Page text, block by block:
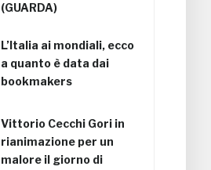
(GUARDA)
L’Italia ai mondiali, ecco
a quanto è data dai
bookmakers
Vittorio Cecchi Gori in
rianimazione per un
malore il giorno di